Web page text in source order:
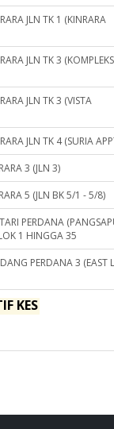
JLN TK 1 (KINRARA
JLN TK 3 (KOMPLEKS
JLN TK 3 (VISTA
JLN TK 4 (SURIA
3 (JLN 3)
5 (JLN BK 5/1 - 5/8)
PERDANA
1 HINGGA 35
PERDANA 3 (EAST
KES